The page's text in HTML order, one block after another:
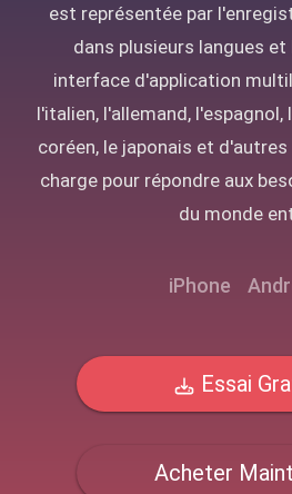
est représentée par
dans plusieurs langues
interface d'application
l'italien, l'allemand, l'espagnol,
coréen, le japonais et
charge pour répondre aux
du monde
iPhone
Essai
Acheter